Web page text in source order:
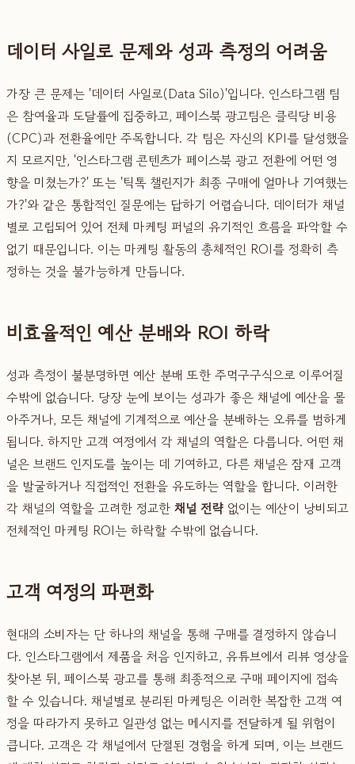
데이터 사일로 문제와 성과 측정의 어려움
가장 큰 문제는 '데이터 사일로(Data Silo)'입니다. 인스타그램 팀
은 참여율과 도달률에 집중하고, 페이스북 광고팀은 클릭당 비용
(CPC)과 전환율에만 주목합니다. 각 팀은 자신의 KPI를 달성했을
지 모르지만, '인스타그램 콘텐츠가 페이스북 광고 전환에 어떤 영
향을 미쳤는가?' 또는 '틱톡 챌린지가 최종 구매에 얼마나 기여했는
가?'와 같은 통합적인 질문에는 답하기 어렵습니다. 데이터가 채널
별로 고립되어 있어 전체 마케팅 퍼널의 유기적인 흐름을 파악할 수
없기 때문입니다. 이는 마케팅 활동의 총체적인 ROI를 정확히 측
정하는 것을 불가능하게 만듭니다.
비효율적인 예산 분배와 ROI 하락
성과 측정이 불분명하면 예산 분배 또한 주먹구구식으로 이루어질
수밖에 없습니다. 당장 눈에 보이는 성과가 좋은 채널에 예산을 몰
아주거나, 모든 채널에 기계적으로 예산을 분배하는 오류를 범하게
됩니다. 하지만 고객 여정에서 각 채널의 역할은 다릅니다. 어떤 채
널은 브랜드 인지도를 높이는 데 기여하고, 다른 채널은 잠재 고객
을 발굴하거나 직접적인 전환을 유도하는 역할을 합니다. 이러한
각 채널의 역할을 고려한 정교한 채널 전략 없이는 예산이 낭비되고
전체적인 마케팅 ROI는 하락할 수밖에 없습니다.
고객 여정의 파편화
현대의 소비자는 단 하나의 채널을 통해 구매를 결정하지 않습니
다. 인스타그램에서 제품을 처음 인지하고, 유튜브에서 리뷰 영상을
찾아본 뒤, 페이스북 광고를 통해 최종적으로 구매 페이지에 접속
할 수 있습니다. 채널별로 분리된 마케팅은 이러한 복잡한 고객 여
정을 따라가지 못하고 일관성 없는 메시지를 전달하게 될 위험이
큽니다. 고객은 각 채널에서 단절된 경험을 하게 되며, 이는 브랜드